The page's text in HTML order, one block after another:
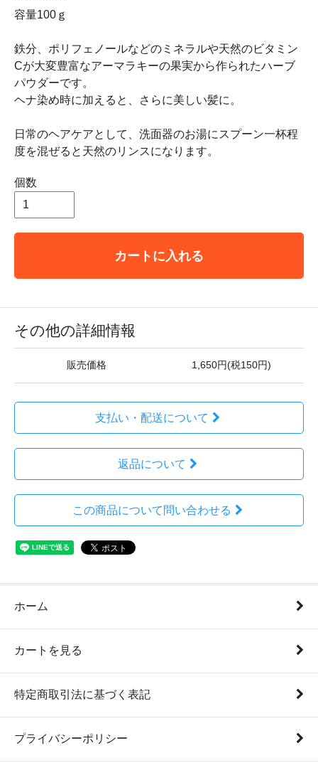
容量100ｇ
鉄分、ポリフェノールなどのミネラルや天然のビタミン
Cが大変豊富なアーマラキーの果実から作られたハーブ
パウダーです。
ヘナ染め時に加えると、さらに美しい髪に。
日常のヘアケアとして、洗面器のお湯にスプーン一杯程
度を混ぜると天然のリンスになります。
個数
カートに入れる
その他の詳細情報
販売価格 1,650円(税150円)
支払い・配送について
返品について
この商品について問い合わせる
ホーム
カートを見る
特定商取引法に基づく表記
プライバシーポリシー